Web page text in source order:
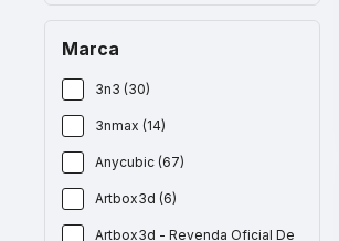
Marca
3n3 (30)
3nmax (14)
Anycubic (67)
Artbox3d (6)
Artbox3d - Revenda Oficial De